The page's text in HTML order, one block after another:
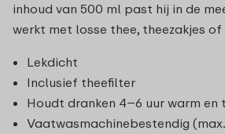
inhoud van 500 ml past hij in de
werkt met losse thee, theezakjes
Lekdicht
Inclusief theefilter
Houdt dranken 4–6 uur warm en
Vaatwasmachinebestendig (max.